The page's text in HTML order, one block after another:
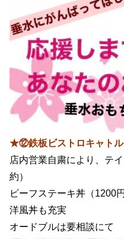
★⑫鉄板ビストロキャト
店内営業自粛により、テ
約）
ビーフステーキ丼（1200
洋風丼も充実
オードブルは要相談にて